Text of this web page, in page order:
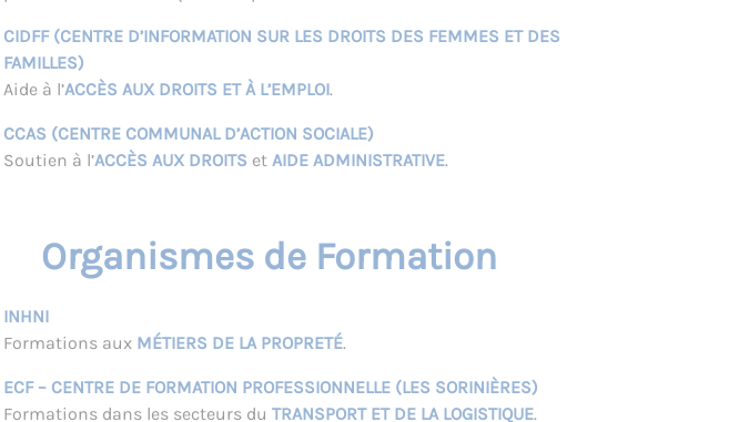
CIDFF (CENTRE D’INFORMATION SUR LES DROITS DES FEMMES ET DES
FAMILLES)
Aide à l’ACCÈS AUX DROITS ET À L’EMPLOI.
CCAS (CENTRE COMMUNAL D’ACTION SOCIALE)
Soutien à l’ACCÈS AUX DROITS et AIDE ADMINISTRATIVE.
Organismes de Formation
INHNI
Formations aux MÉTIERS DE LA PROPRETÉ.
ECF – CENTRE DE FORMATION PROFESSIONNELLE (LES SORINIÈRES)
Formations dans les secteurs du TRANSPORT ET DE LA LOGISTIQUE.